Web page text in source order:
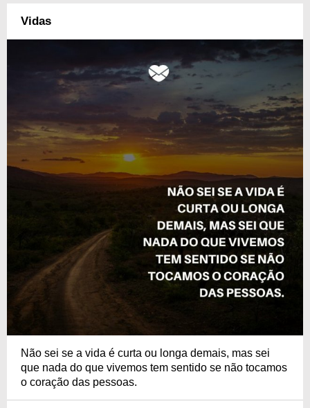
Vidas
Não sei se a vida é curta ou longa demais, mas sei
que nada do que vivemos tem sentido se não tocamos
o coração das pessoas.